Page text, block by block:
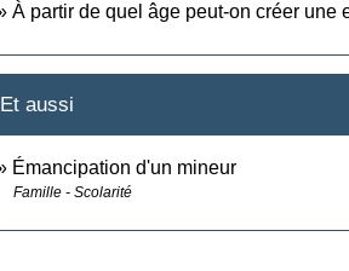
À partir de quel âge peut-on créer une
Et aussi
Émancipation d'un mineur
Famille - Scolarité